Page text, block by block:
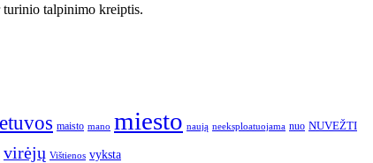
turinio talpinimo kreiptis.
maisto mano miesto naują neeksploatuojama nuo NUVEŽTI
virėjų Vištienos vyksta